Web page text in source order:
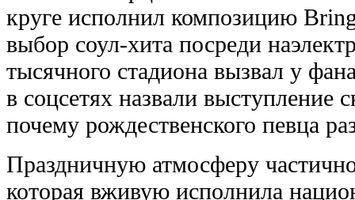
круге исполнил композицию
выбор соул-хита посреди
тысячного стадиона вызвал у
в соцсетях назвали
почему рождественского певца
Праздничную атмосферу
которая вживую исполнила